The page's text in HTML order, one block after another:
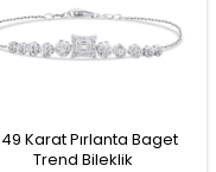
Karat Pırlanta Baget
Trend Bileklik